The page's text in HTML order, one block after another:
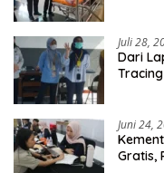
Juli 28,
Dari
Juni 24,
Gratis,